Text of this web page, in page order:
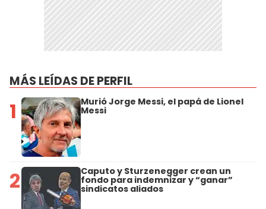
MÁS LEÍDAS DE PERFIL
1 Murió Jorge Messi, el papá de Lionel
Messi
2 Caputo y Sturzenegger crean un
fondo para indemnizar y “ganar”
sindicatos aliados